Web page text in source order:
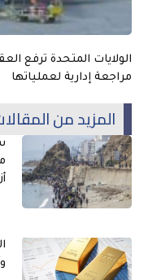
الولايات المتحدة ترفع
مراجعة إدارية لعملياتها
المزيد من